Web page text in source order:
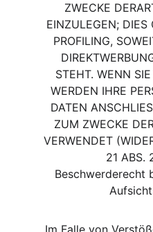
ZWECKE
EINZULEGEN; DIES
PROFILING,
STEHT. WENN
WERDEN IHRE
DATEN
ZUM ZWECKE
VERWENDET
21 ABS.
Beschwerde­recht
Im Falle von